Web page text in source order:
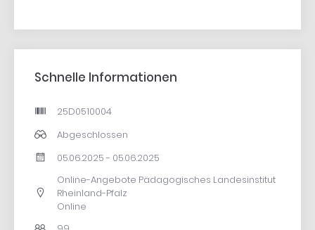
Schnelle Informationen
25D0510004
Abgeschlossen
05.06.2025 - 05.06.2025
Online-Angebote Pädagogisches Landesinstitut
Rheinland-Pfalz
Online